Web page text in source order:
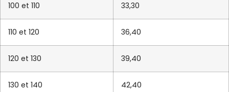
100 et 110 33,30
110 et 120 36,40
120 et 130 39,40
130 et 140 42,40